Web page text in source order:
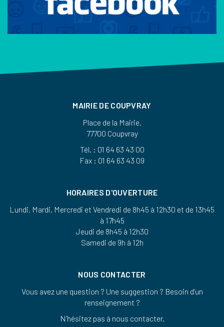
MAIRIE DE COUPVRAY
Place de la Mairie,
77700 Coupvray
Tél. : 01 64 63 43 00
Fax : 01 64 63 43 09
HORAIRES D'OUVERTURE
Lundi, Mardi, Mercredi et Vendredi de 8h45 à 12h30 et de 13h45
à 17h45
Jeudi de 8h45 à 12h30
Samedi de 9h à 12h
NOUS CONTACTER
Vous avez une question ? Une suggestion ? Besoin d’un
renseignement ?
N’hésitez pas à nous contacter.